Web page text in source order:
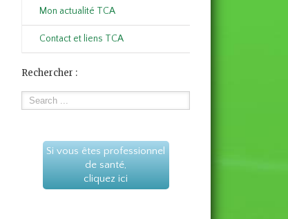
Mon actualité TCA
Contact et liens TCA
Rechercher :
Si vous êtes professionnel
de santé,
cliquez ici